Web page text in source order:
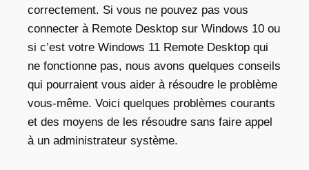
correctement. Si vous ne pouvez pas vous
connecter à Remote Desktop sur Windows 10 ou
si c’est votre Windows 11 Remote Desktop qui
ne fonctionne pas, nous avons quelques conseils
qui pourraient vous aider à résoudre le problème
vous-même. Voici quelques problèmes courants
et des moyens de les résoudre sans faire appel
à un administrateur système.